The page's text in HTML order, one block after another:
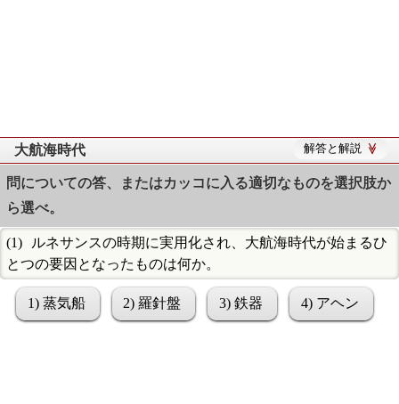
解答と解説
大航海時代
問についての答、またはカッコに入る適切なものを選択肢か
ら選べ。
ルネサンスの時期に実用化され、大航海時代が始まるひ
とつの要因となったものは何か。
1) 蒸気船 2) 羅針盤 3) 鉄器 4) アヘン